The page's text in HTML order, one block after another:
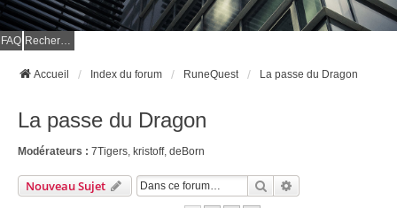
FAQ Rechercher
Accueil Index du forum RuneQuest La passe du Dragon
La passe du Dragon
Modérateurs : 7Tigers, kristoff, deBorn
Nouveau Sujet Rechercher